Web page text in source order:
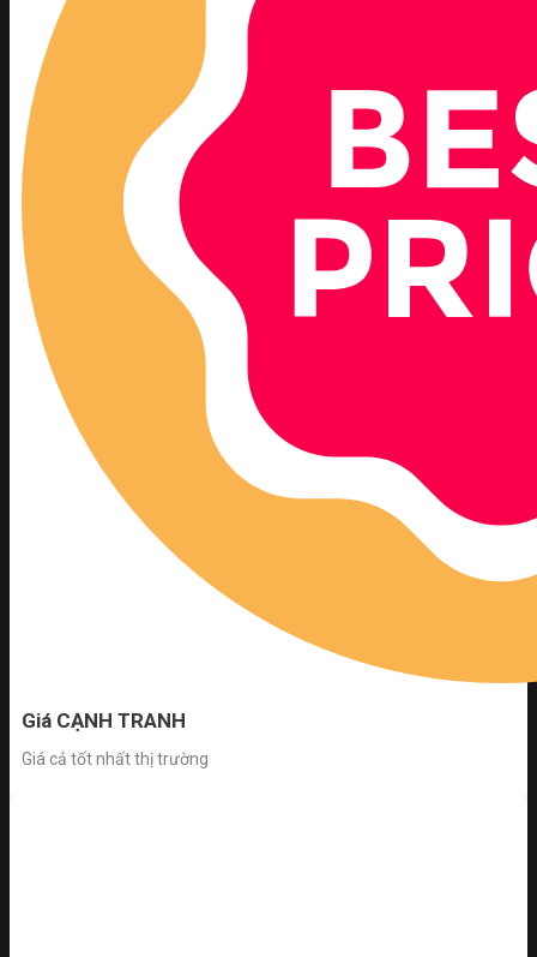
Giá CẠNH TRANH
Giá cả tốt nhất thị trường